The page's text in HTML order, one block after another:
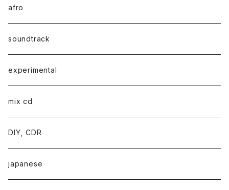
afro
soundtrack
experimental
mix cd
DIY, CDR
japanese